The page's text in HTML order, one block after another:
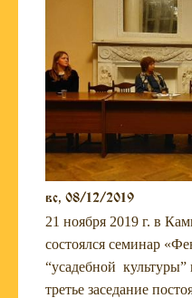
вс, 08/12/2019
21 ноября 2019 г. в
состоялся семинар
“усадебной
третье заседание